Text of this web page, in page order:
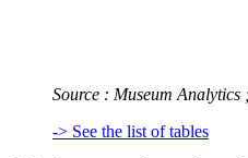
Source : Museum Analytics
-> See the list of tables